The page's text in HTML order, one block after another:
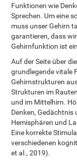
Funktionen wie
Sprechen. Um eine
muss unser Gehirn
garantieren, dass
Gehirnfunktion ist
Auf der Seite über
grundlegende vitale
Gehirnstrukturen
Strukturen im
und im Mittelhirn.
Denken,
Hemisphären und
Eine korrekte
verschiedenen
et al., 2019).